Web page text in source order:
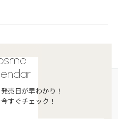
売日が早わかり！
すぐチェック！